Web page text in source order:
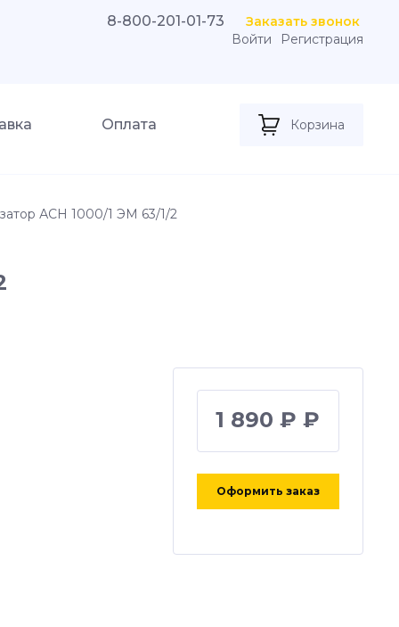
8-800-201-01-73
Заказать звонок
Войти
Регистрация
Оплата Корзина
АСН 1000/1 ЭМ 63/1/2
1 890 ₽ ₽
Оформить заказ